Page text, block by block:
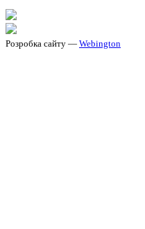
Розробка сайту — Webington